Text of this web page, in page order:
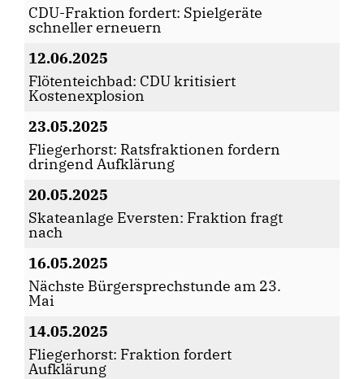
CDU-Fraktion fordert: Spielgeräte
schneller erneuern
12.06.2025
Flötenteichbad: CDU kritisiert
Kostenexplosion
23.05.2025
Fliegerhorst: Ratsfraktionen fordern
dringend Aufklärung
20.05.2025
Skateanlage Eversten: Fraktion fragt
nach
16.05.2025
Nächste Bürgersprechstunde am 23.
Mai
14.05.2025
Fliegerhorst: Fraktion fordert
Aufklärung